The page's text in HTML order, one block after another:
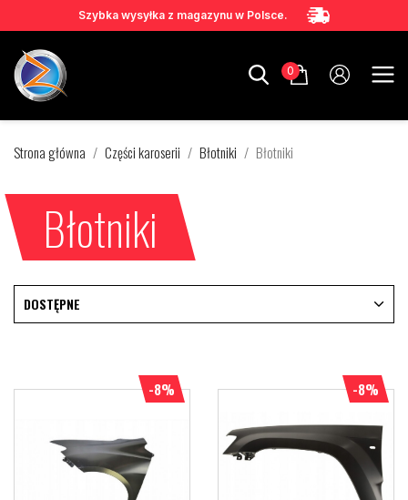
Szybka wysyłka z magazynu w Polsce.
0
Strona główna Części karoserii Błotniki Błotniki
Błotniki
DOSTĘPNE
-8% -8%